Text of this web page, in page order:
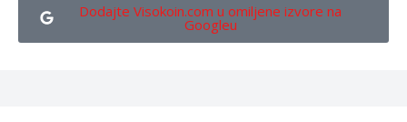
Dodajte Visokoin.com u omiljene izvore na
Googleu